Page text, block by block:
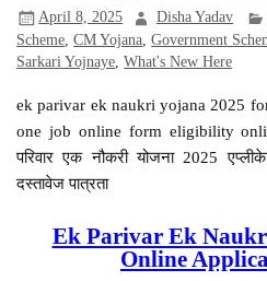
April 8, 2025 Disha Yadav
Scheme ,CM Yojana ,Government
Sarkari Yojnaye ,What's New Here
ek parivar ek naukri yojana 2025
one job online form eligibility
परिवार एक नौकरी योजना 2025
दस्तावेज पात्रता
Ek Parivar Ek
Online